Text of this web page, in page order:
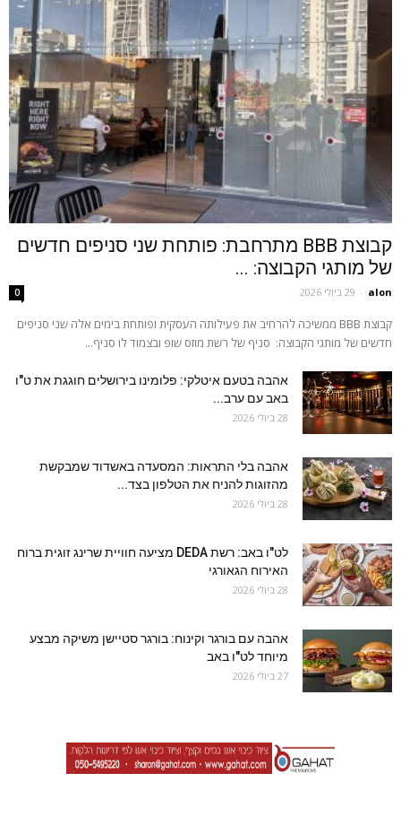
קבוצת BBB מתרחבת: פותחת שני סניפים חדשים
של מותגי הקבוצה: ...
alon
- 29 ביולי 2026 0
קבוצת BBB ממשיכה להרחיב את פעילותה העסקית ופותחת בימים אלה שני סניפים
חדשים של מותגי הקבוצה: סניף של רשת מוזס שופ ובצמוד לו סניף...
אהבה בטעם איטלקי: פלומינו בירושלים חוגגת את ט"ו
באב עם ערב...
28 ביולי 2026
אהבה בלי התראות: המסעדה באשדוד שמבקשת
מהזוגות להניח את הטלפון בצד...
28 ביולי 2026
לט"ו באב: רשת DEDA מציעה חוויית שרינג זוגית ברוח
האירוח הגאורגי
28 ביולי 2026
אהבה עם בורגר וקינוח: בורגר סטיישן משיקה מבצע
מיוחד לט"ו באב
27 ביולי 2026